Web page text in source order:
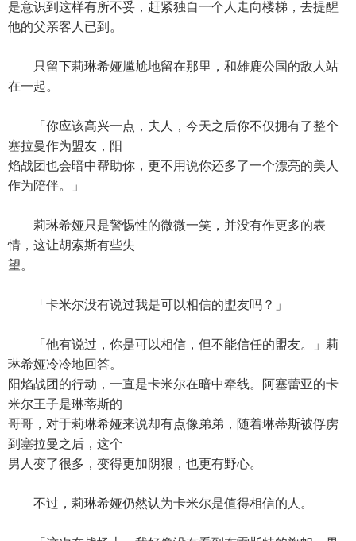
是意识到这样有所不妥，赶紧独自一个人走向楼梯，去提醒
他的父亲客人已到。
只留下莉琳希娅尴尬地留在那里，和雄鹿公国的敌人站
在一起。
「你应该高兴一点，夫人，今天之后你不仅拥有了整个
塞拉曼作为盟友，阳
焰战团也会暗中帮助你，更不用说你还多了一个漂亮的美人
作为陪伴。」
莉琳希娅只是警惕性的微微一笑，并没有作更多的表
情，这让胡索斯有些失
望。
「卡米尔没有说过我是可以相信的盟友吗？」
「他有说过，你是可以相信，但不能信任的盟友。」莉
琳希娅冷冷地回答。
阳焰战团的行动，一直是卡米尔在暗中牵线。阿塞蕾亚的卡
米尔王子是琳蒂斯的
哥哥，对于莉琳希娅来说却有点像弟弟，随着琳蒂斯被俘虏
到塞拉曼之后，这个
男人变了很多，变得更加阴狠，也更有野心。
不过，莉琳希娅仍然认为卡米尔是值得相信的人。